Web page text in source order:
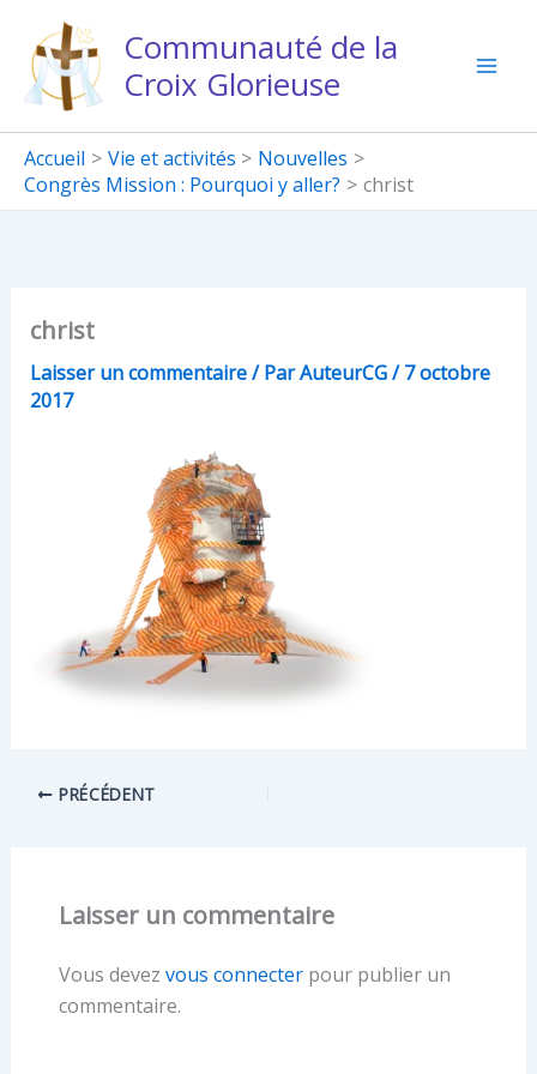
contenu
Communauté de la
Croix Glorieuse
Accueil Vie et activités
Nouvelles
Congrès Mission : Pourquoi y aller?
christ
christ
Laisser un commentaire/ ParAuteurCG/7 octobre
2017
PRÉCÉDENT
Laisser un commentaire
Vous devez vous connecterpour publier un
commentaire.